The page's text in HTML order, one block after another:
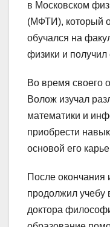
в Московском
(МФТИ), который
обучался на
физики и получил
Во время своего
Волож изучал
математики и
приобрести
основой его
После окончания
продолжил учебу
доктора